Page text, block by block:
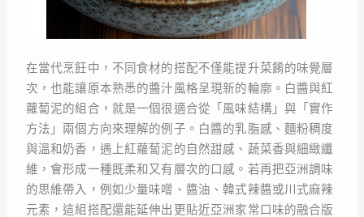
在當代烹飪中，不同食材的搭配不僅能提升菜餚的味覺層
次，也能讓原本熟悉的醬汁風格呈現新的輪廓。白醬與紅
蘿蔔泥的組合，就是一個很適合從「風味結構」與「實作
方法」兩個方向來理解的例子。白醬的乳脂感、麵粉稠度
與溫和奶香，遇上紅蘿蔔泥的自然甜感、蔬菜香與細緻纖
維，會形成一種既柔和又有層次的口感。若再把亞洲調味
的思維帶入，例如少量味噌、醬油、韓式辣醬或川式麻辣
元素，這組搭配還能延伸出更貼近亞洲家常口味的融合版